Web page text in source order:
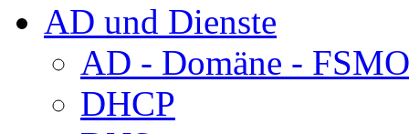
AD und Dienste
AD - Domäne - FSMO
DHCP